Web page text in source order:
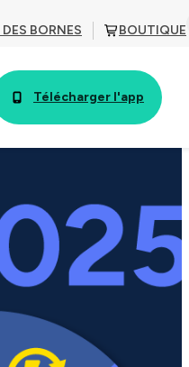
BORNES BOUTIQUE
Télécharger l'app